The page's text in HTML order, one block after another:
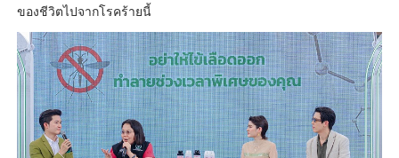
ของชีวิตไปจากโรคร้ายนี้